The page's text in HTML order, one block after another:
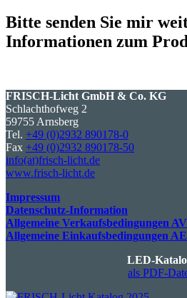
Bitte senden Sie mir
Informationen zum
FRISCH-Licht GmbH & Co. KG
Schlachthofweg 2
59755 Arnsberg
Tel. +49 (0)2932 890178-0
Fax +49 (0)2932 890178-50
info(at)frisch-licht.de
www.frisch-licht.de
Impressum
Datenschutz-Information
Allgemeine Verkaufsbedingungen
Allgemeine Einkaufsbedingungen
LED-
als PDF-